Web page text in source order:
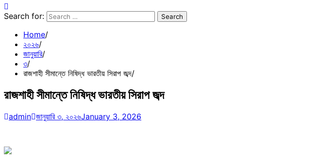
Search for:
Home
২০২৬
জানুয়ারি
৩
রাজশাহী সীমান্তে নিষিদ্ধ ভারতীয় সিরাপ জব্দ
রাজশাহী সীমান্তে নিষিদ্ধ ভারতীয় সিরাপ জব্দ
admin জানুয়ারি ৩, ২০২৬January 3, 2026